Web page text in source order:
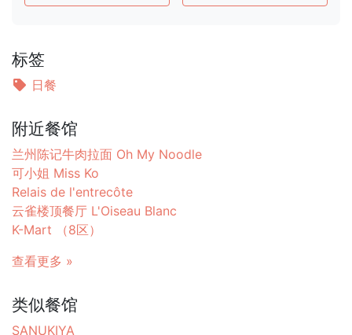
标签
日餐
附近餐馆
兰州陈记牛肉拉面 Oh My Noodle
可小姐 Miss Ko
Relais de l'entrecôte
云雀楼顶餐厅 L'Oiseau Blanc
K-Mart （8区）
查看更多 »
类似餐馆
SANUKIYA